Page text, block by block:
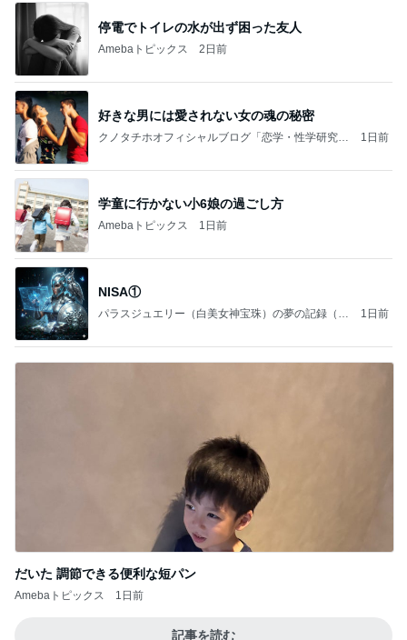
停電でトイレの水が出ず困った友人
Amebaトピックス 2日前
好きな男には愛されない女の魂の秘密
クノタチホオフィシャルブログ「恋学・性学研究
1日前
学童に行かない小6娘の過ごし方
Amebaトピックス 1日前
NISA①
パラスジュエリー（白美女神宝珠）の夢の記録（続
1日前
だいた 調節できる便利な短パン
Amebaトピックス 1日前
記事を読む